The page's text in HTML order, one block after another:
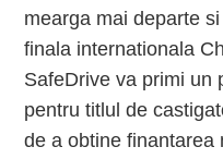
mearga mai departe
finala internationala
SafeDrive va primi un
pentru titlul de
de a obtine finantarea